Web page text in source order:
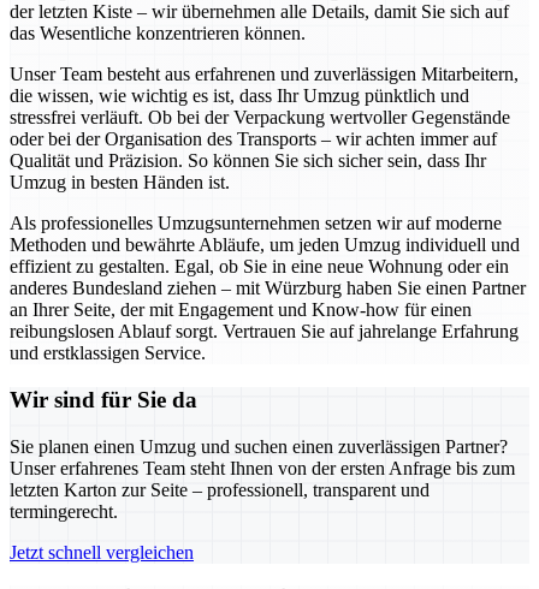
der letzten Kiste – wir übernehmen alle Details, damit Sie sich auf
das Wesentliche konzentrieren können.
Unser Team besteht aus erfahrenen und zuverlässigen Mitarbeitern,
die wissen, wie wichtig es ist, dass Ihr Umzug pünktlich und
stressfrei verläuft. Ob bei der Verpackung wertvoller Gegenstände
oder bei der Organisation des Transports – wir achten immer auf
Qualität und Präzision. So können Sie sich sicher sein, dass Ihr
Umzug in besten Händen ist.
Als professionelles Umzugsunternehmen setzen wir auf moderne
Methoden und bewährte Abläufe, um jeden Umzug individuell und
effizient zu gestalten. Egal, ob Sie in eine neue Wohnung oder ein
anderes Bundesland ziehen – mit Würzburg haben Sie einen Partner
an Ihrer Seite, der mit Engagement und Know-how für einen
reibungslosen Ablauf sorgt. Vertrauen Sie auf jahrelange Erfahrung
und erstklassigen Service.
Wir sind für Sie da
Sie planen einen Umzug und suchen einen zuverlässigen Partner?
Unser erfahrenes Team steht Ihnen von der ersten Anfrage bis zum
letzten Karton zur Seite – professionell, transparent und
termingerecht.
Jetzt schnell vergleichen